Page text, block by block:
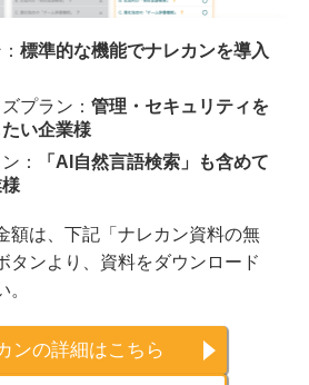
標準的な機能でナレカンを導入
プラン： 管理・セキュリティを
い企業様
：
「AI自然言語検索」も含めて
額は、下記「ナレカン資料の無
タンより、資料をダウンロード
ンの詳細はこちら